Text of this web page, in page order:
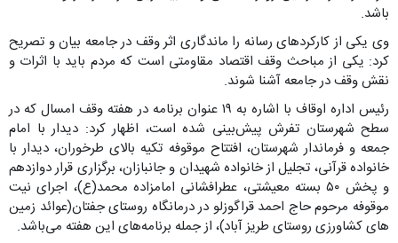
باشد.
وی یکی از کارکردهای رسانه را ماندگاری اثر وقف در جامعه بیان و تصریح
کرد: یکی از مباحث وقف اقتصاد مقاومتی است که مردم باید با اثرات و
نقش وقف در جامعه آشنا شوند.
رئیس اداره اوقاف با اشاره به ۱۹ عنوان برنامه در هفته وقف امسال که در
سطح شهرستان تفرش پیش‌بینی شده است، اظهار کرد: دیدار با امام
جمعه و فرماندار شهرستان، افتتاح موقوفه تکیه بالای طرخوران، دیدار با
خانواده قرآنی، تجلیل از خانواده شهیدان و جانبازان، برگزاری قرار دوازدهم
و پخش ۵۰ بسته معیشتی، عطرافشانی امامزاده محمد(ع)، اجرای نیت
موقوفه مرحوم حاج احمد قراگوزلو در درمانگاه روستای جفتان(عوائد زمین
های کشاورزی روستای طریز آباد)، از جمله برنامه‌های این هفته می‌باشد.